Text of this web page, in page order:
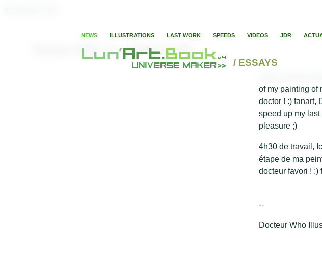
NEWS ILLUSTRATIONS LAST WORK SPEEDS VIDEOS JDR
/ ESSAYS
Doctor Who 11 - Matt Smith
of my painting of
doctor ! :) fanart,
speed up my
pleasure ;)
4h30 de travail,
étape de ma
docteur favori ! :)
--
Docteur Who